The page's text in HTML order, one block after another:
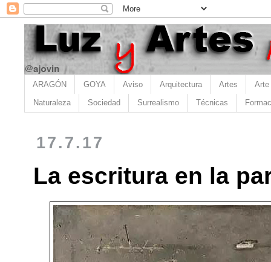
ARAGÓN GOYA Aviso Arquitectura Artes Arte
Naturaleza Sociedad Surrealismo Técnicas
17.7.17
La escritura en la